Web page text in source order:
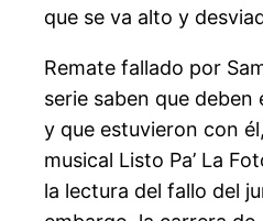
que se va alto y
Remate fallado por
serie saben que
y que estuvieron con
musical Listo Pa’ La
la lectura del fallo del